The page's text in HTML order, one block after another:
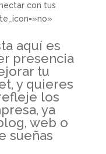
con tus
aquí es
presencia
tu
y quieres
los
ya
web o
sueñas